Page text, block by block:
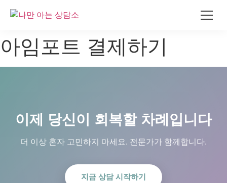
텐아임포트 결제하기
이제 당신이 회복할 차례입니다
더 이상 혼자 고민하지 마세요. 전문가가 함께합니다.
지금 상담 시작하기